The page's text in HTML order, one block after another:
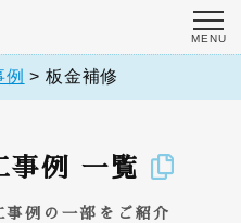
>板金補修
事例 一覧
例の一部をご紹介